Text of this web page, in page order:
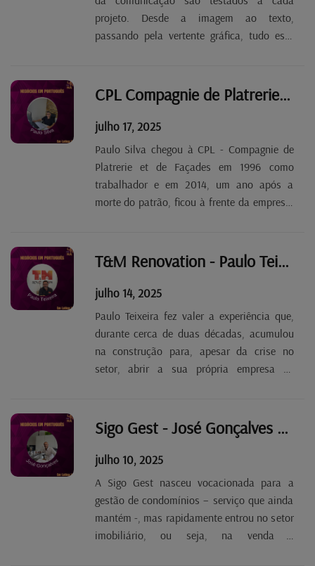
projeto. Desde a imagem ao texto,
passando pela vertente gráfica, tudo está
inteligência artificial nos seus trabalhos.
Desde que não ultrapasse...
CPL Compagnie de Platrerie et de Façades - Paulo Silva Tp. 2 Ep. 88
julho 17, 2025
Paulo Silva chegou à CPL - Compagnie de
Platrerie et de Façades em 1996 como
trabalhador e em 2014, um ano após a
morte do patrão, ficou à frente da empresa,
e construção de fachadas, pintura e
T&M Renovation - Paulo Teixeira Tp. 2 Ep. 87
julho 14, 2025
Paulo Teixeira fez valer a experiência que,
durante cerca de duas décadas, acumulou
na construção para, apesar da crise no
setor, abrir a sua própria empresa de
pensar alargar a atividade à construção
nova,...
Sigo Gest - José Gonçalves Tp. 2 Ep. 86
julho 10, 2025
A Sigo Gest nasceu vocacionada para a
gestão de condomínios – serviço que ainda
mantém -, mas rapidamente entrou no setor
imobiliário, ou seja, na venda e